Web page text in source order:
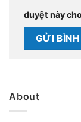
duyệt này
About